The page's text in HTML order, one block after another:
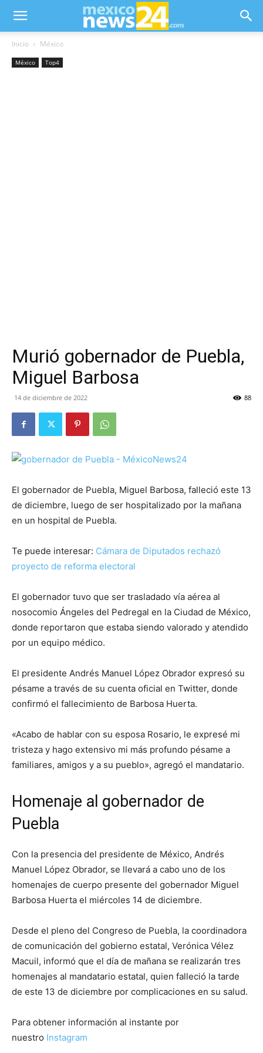
Inicio México
México Top4
Murió gobernador de Puebla,
Miguel Barbosa
14 de diciembre de 2022 88
El gobernador de Puebla, Miguel Barbosa, falleció este 13
de diciembre, luego de ser hospitalizado por la mañana
en un hospital de Puebla.
Te puede interesar: Cámara de Diputados rechazó
proyecto de reforma electoral
El gobernador tuvo que ser trasladado vía aérea al
nosocomio Ángeles del Pedregal en la Ciudad de México,
donde reportaron que estaba siendo valorado y atendido
por un equipo médico.
El presidente Andrés Manuel López Obrador expresó su
pésame a través de su cuenta oficial en Twitter, donde
confirmó el fallecimiento de Barbosa Huerta.
«Acabo de hablar con su esposa Rosario, le expresé mi
tristeza y hago extensivo mi más profundo pésame a
familiares, amigos y a su pueblo», agregó el mandatario.
Homenaje al gobernador de
Puebla
Con la presencia del presidente de México, Andrés
Manuel López Obrador, se llevará a cabo uno de los
homenajes de cuerpo presente del gobernador Miguel
Barbosa Huerta el miércoles 14 de diciembre.
Desde el pleno del Congreso de Puebla, la coordinadora
de comunicación del gobierno estatal, Verónica Vélez
Macuil, informó que el día de mañana se realizarán tres
homenajes al mandatario estatal, quien falleció la tarde
de este 13 de diciembre por complicaciones en su salud.
Para obtener información al instante por
nuestro Instagram